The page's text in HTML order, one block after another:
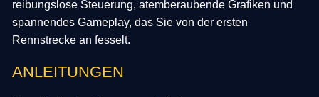
reibungslose Steuerung, atemberaubende Grafiken und
spannendes Gameplay, das Sie von der ersten
Rennstrecke an fesselt.
ANLEITUNGEN